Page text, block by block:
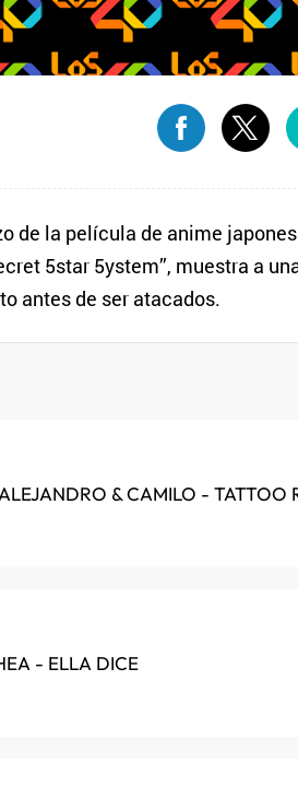
de la película de anime
5star 5ystem”, muestra a
antes de ser atacados.
& CAMILO - TATTOO
- ELLA DICE